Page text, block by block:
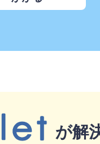
が解